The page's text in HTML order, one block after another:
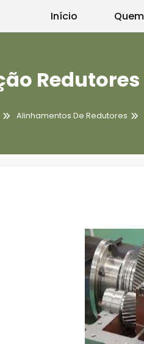
Início
Alinhamentos De Redutores